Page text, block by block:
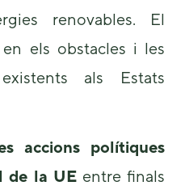
renovables. El
els obstacles i les
als Estats
accions polítiques
de la UE entre finals